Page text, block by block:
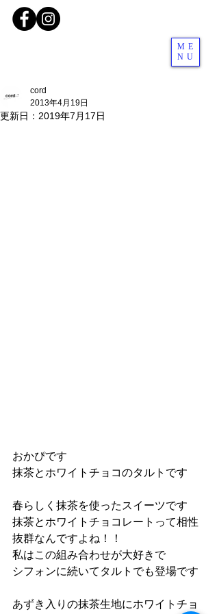
ME
NU
cord
2013年4月19日
更新日： 2019年7月17日
おかぴです
抹茶とホワイトチョコのタルトです
春らしく抹茶を使ったスイーツです
抹茶とホワイトチョコレートって相性
抜群なんですよね！！
私はこの組み合わせが大好きで
シフォンに続いてタルトでも登場です
あずき入りの抹茶生地にホワイトチョ